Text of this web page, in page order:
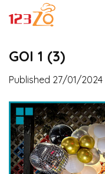
GOI 1 (3)
Published 27/01/2024